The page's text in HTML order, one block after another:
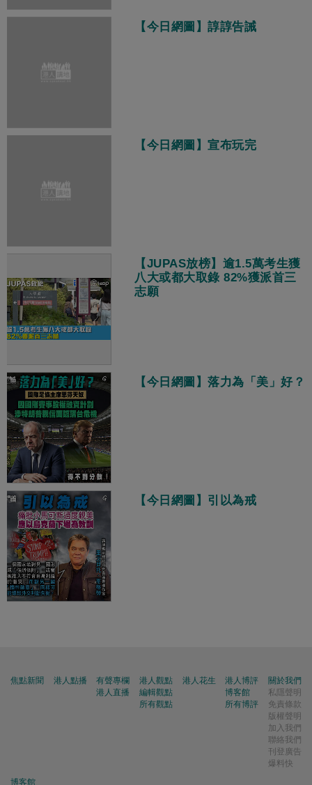
【今日網圖】諄諄告誡
【今日網圖】宣布玩完
【JUPAS放榜】逾1.5萬考生獲
八大或都大取錄 82%獲派首三
志願
【今日網圖】落力為「美」好？
【今日網圖】引以為戒
焦點新聞 港人點播
有聲專欄
港人直播
港人觀點
編輯觀點
所有觀點
港人花生
港人博評
博客館
所有博評
關於我們
私隱聲明
免責條款
版權聲明
加入我們
聯絡我們
刊登廣告
爆料快
博客館